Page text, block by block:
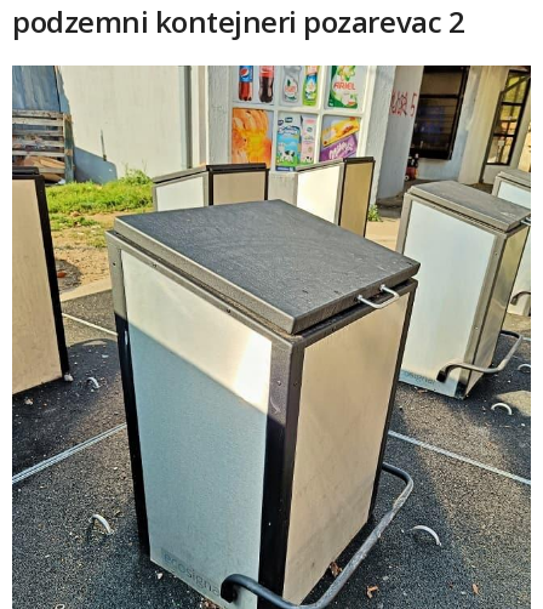
podzemni kontejneri pozarevac 2